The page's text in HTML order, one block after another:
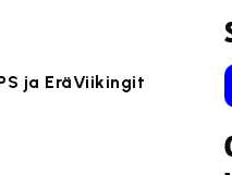
ja EräViikingit